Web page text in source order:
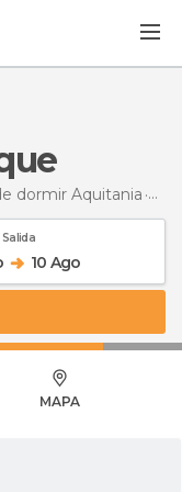
dormir Aquitania
Salida
10 Ago
MAPA